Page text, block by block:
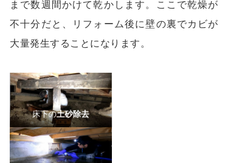
まで数週間かけて乾かします。ここで乾燥が
不十分だと、リフォーム後に壁の裏でカビが
大量発生することになります。
床下の土砂除去